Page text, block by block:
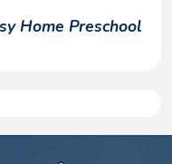
Home Preschool